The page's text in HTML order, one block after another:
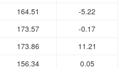
164.51
-5.22
173.57
-0.17
173.86
11.21
156.34
0.05